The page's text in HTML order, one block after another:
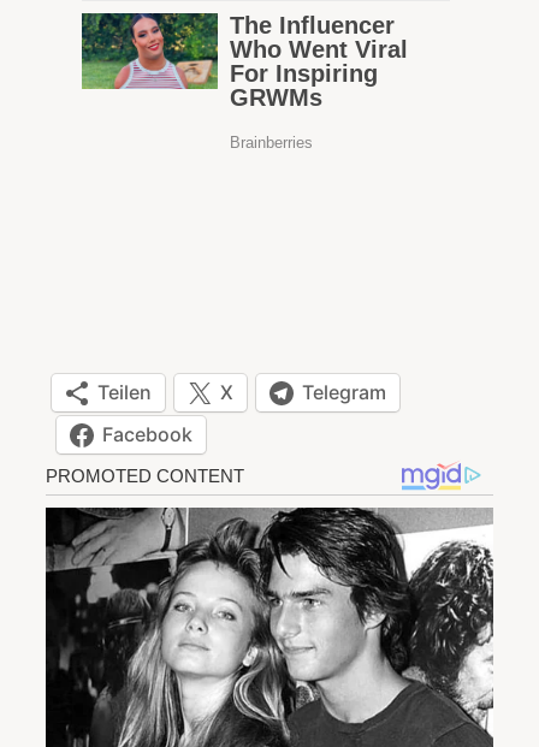
Teilen X
Telegram
Facebook